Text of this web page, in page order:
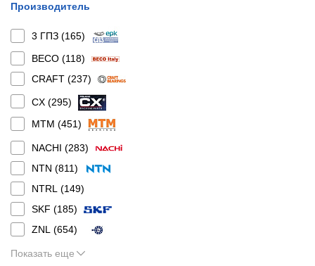
Производитель
3 ГПЗ (165)
BECO (118)
CRAFT (237)
CX (295)
MTM (451)
NACHI (283)
NTN (811)
NTRL (149)
SKF (185)
ZNL (654)
Показать еще